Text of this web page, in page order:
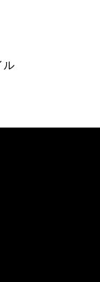
ル